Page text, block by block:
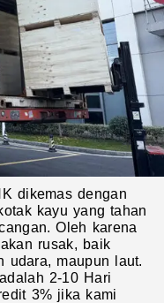
dikemas dengan
kayu yang tahan
Oleh karena
rusak, baik
udara, maupun laut.
2-10 Hari
3% jika kami